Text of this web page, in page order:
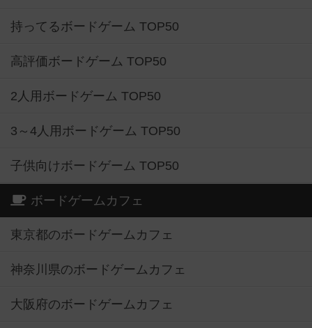
持ってるボードゲーム TOP50
高評価ボードゲーム TOP50
2人用ボードゲーム TOP50
3～4人用ボードゲーム TOP50
子供向けボードゲーム TOP50
ボードゲームカフェ
東京都のボードゲームカフェ
神奈川県のボードゲームカフェ
大阪府のボードゲームカフェ